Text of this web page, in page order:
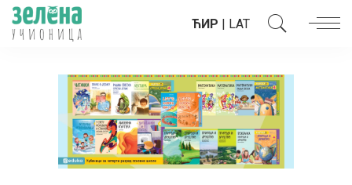
ЋИР | LAT